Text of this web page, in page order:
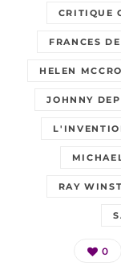
CRITIQUE
FRANCES
HELEN
JOHNNY
RAY
0